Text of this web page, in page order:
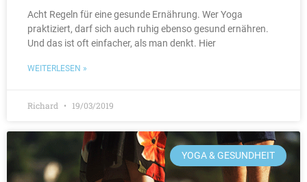
Acht Regeln für eine gesunde Ernährung. Wer Yoga
praktiziert, darf sich auch ruhig ebenso gesund ernähren.
Und das ist oft einfacher, als man denkt. Hier
WEITERLESEN »
Richard 19/03/2019
YOGA & GESUNDHEIT